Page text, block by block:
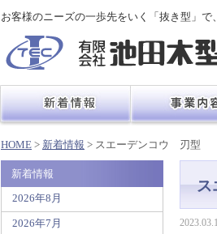
お客様のニーズの一歩先をいく「抜き型」で
HOME > 新着情報 > スエーデンコウ 刃型
新着情報
2026年8月
2026年7月